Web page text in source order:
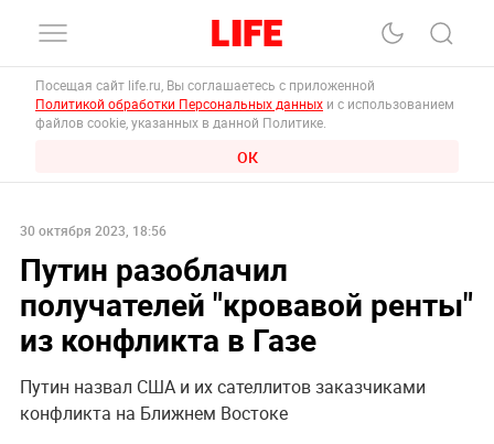
Посещая сайт life.ru, Вы соглашаетесь с приложенной
Политикой обработки Персональных данных и с использованием
файлов cookie, указанных в данной Политике.
ОК
30 октября 2023, 18:56
Путин разоблачил
получателей "кровавой ренты"
из конфликта в Газе
Путин назвал США и их сателлитов заказчиками
конфликта на Ближнем Востоке